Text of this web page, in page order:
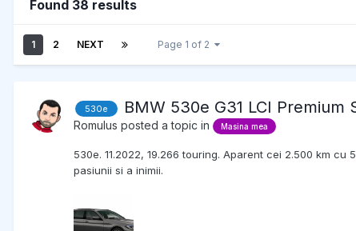
Found 38 results
1 2 NEXT Page 1 of 2
530e BMW 530e G31 LCI Premium
Romulus posted a topic in Masina mea
530e. 11.2022, 19.266 touring. Aparent cei 2.500 km
pasiunii si a inimii.